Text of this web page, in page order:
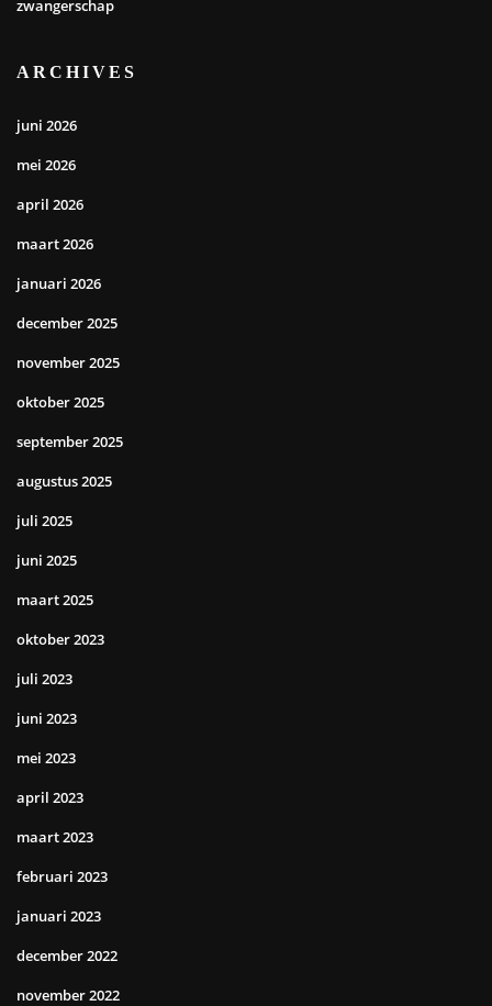
zwangerschap
ARCHIVES
juni 2026
mei 2026
april 2026
maart 2026
januari 2026
december 2025
november 2025
oktober 2025
september 2025
augustus 2025
juli 2025
juni 2025
maart 2025
oktober 2023
juli 2023
juni 2023
mei 2023
april 2023
maart 2023
februari 2023
januari 2023
december 2022
november 2022